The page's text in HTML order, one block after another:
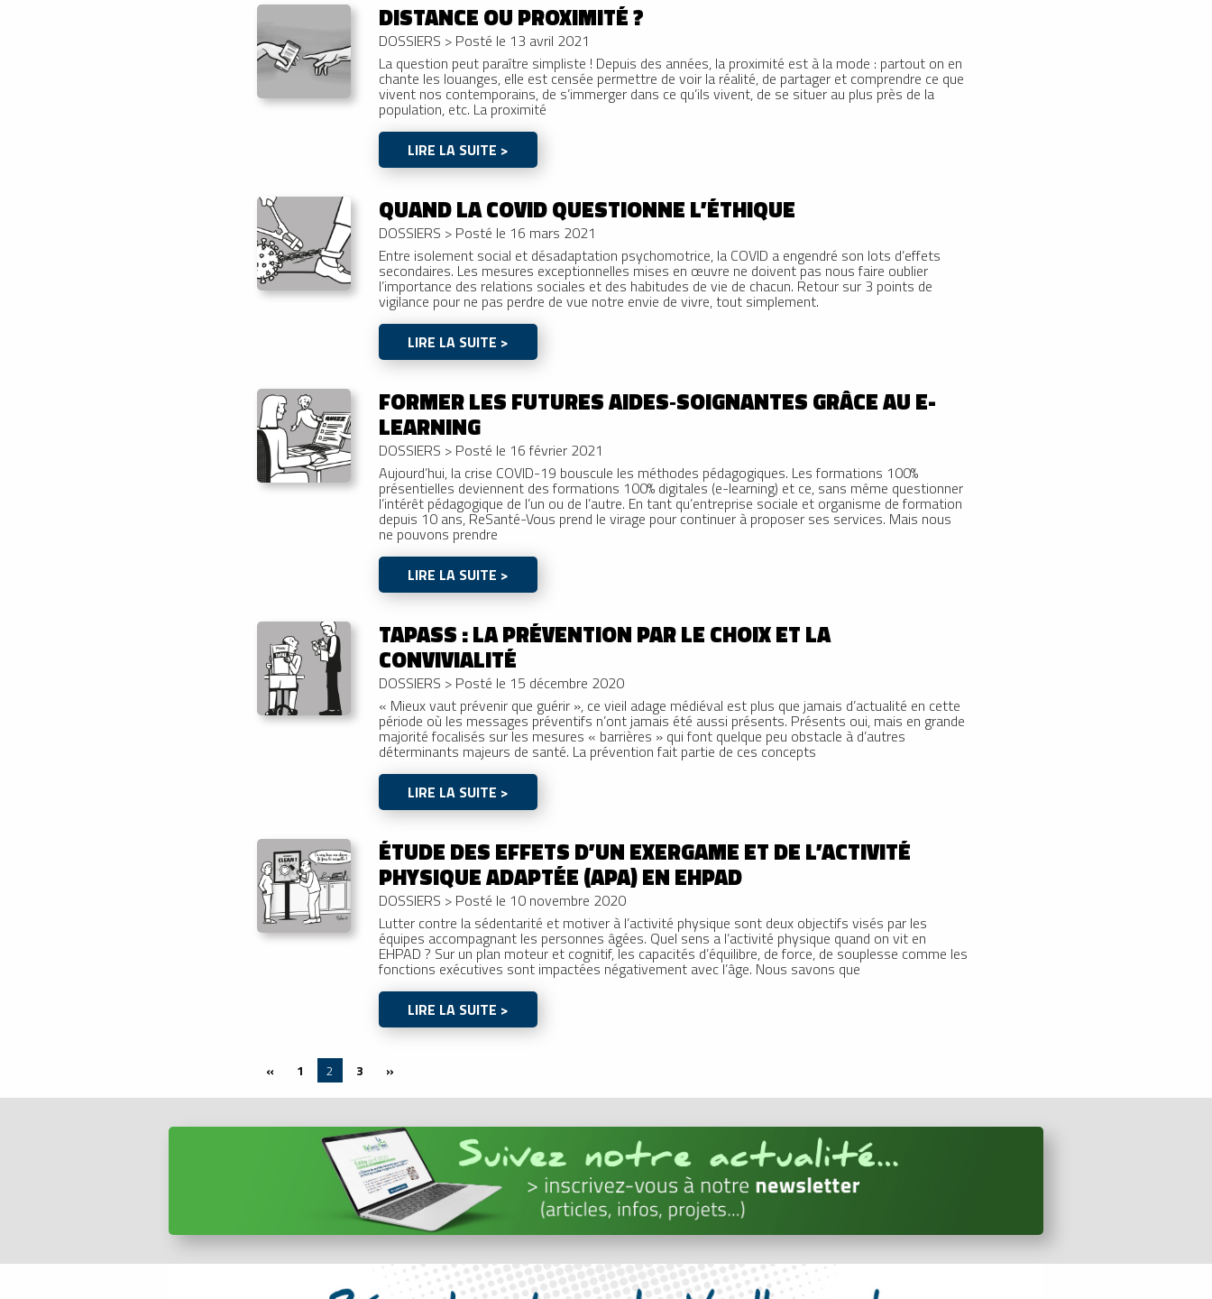
DISTANCE OU PROXIMITÉ ?
DOSSIERS > Posté le 13 avril 2021
La question peut paraître simpliste ! Depuis des années, la proximité est à la mode : partout on en
chante les louanges, elle est censée permettre de voir la réalité, de partager et comprendre ce que
vivent nos contemporains, de s’immerger dans ce qu’ils vivent, de se situer au plus près de la
population, etc. La proximité
LIRE LA SUITE >
QUAND LA COVID QUESTIONNE L’ÉTHIQUE
DOSSIERS > Posté le 16 mars 2021
Entre isolement social et désadaptation psychomotrice, la COVID a engendré son lots d’effets
secondaires. Les mesures exceptionnelles mises en œuvre ne doivent pas nous faire oublier
l’importance des relations sociales et des habitudes de vie de chacun. Retour sur 3 points de
vigilance pour ne pas perdre de vue notre envie de vivre, tout simplement.
LIRE LA SUITE >
FORMER LES FUTURES AIDES‑SOIGNANTES GRÂCE AU E-
LEARNING
DOSSIERS > Posté le 16 février 2021
Aujourd’hui, la crise COVID-19 bouscule les méthodes pédagogiques. Les formations 100%
présentielles deviennent des formations 100% digitales (e-learning) et ce, sans même questionner
l’intérêt pédagogique de l’un ou de l’autre. En tant qu’entreprise sociale et organisme de formation
depuis 10 ans, ReSanté-Vous prend le virage pour continuer à proposer ses services. Mais nous
ne pouvons prendre
LIRE LA SUITE >
TAPASS : LA PRÉVENTION PAR LE CHOIX ET LA
CONVIVIALITÉ
DOSSIERS > Posté le 15 décembre 2020
« Mieux vaut prévenir que guérir », ce vieil adage médiéval est plus que jamais d’actualité en cette
période où les messages préventifs n’ont jamais été aussi présents. Présents oui, mais en grande
majorité focalisés sur les mesures « barrières » qui font quelque peu obstacle à d’autres
déterminants majeurs de santé. La prévention fait partie de ces concepts
LIRE LA SUITE >
ÉTUDE DES EFFETS D’UN EXERGAME ET DE L’ACTIVITÉ
PHYSIQUE ADAPTÉE (APA) EN EHPAD
DOSSIERS > Posté le 10 novembre 2020
Lutter contre la sédentarité et motiver à l’activité physique sont deux objectifs visés par les
équipes accompagnant les personnes âgées. Quel sens a l’activité physique quand on vit en
EHPAD ? Sur un plan moteur et cognitif, les capacités d’équilibre, de force, de souplesse comme les
fonctions exécutives sont impactées négativement avec l’âge. Nous savons que
LIRE LA SUITE >
« 1 2 3 »